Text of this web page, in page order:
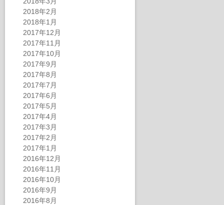
2018年2月
2018年1月
2017年12月
2017年11月
2017年10月
2017年9月
2017年8月
2017年7月
2017年6月
2017年5月
2017年4月
2017年3月
2017年2月
2017年1月
2016年12月
2016年11月
2016年10月
2016年9月
2016年8月